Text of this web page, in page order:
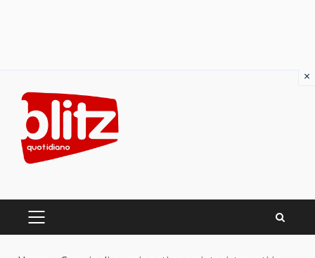
content
PRIMARY
×